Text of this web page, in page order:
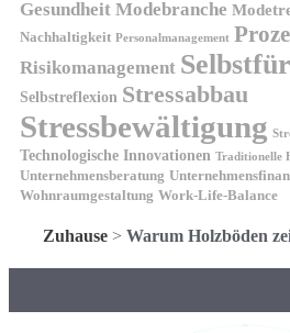
Gesundheit Modebranche
Nachhaltigkeit Personalmanagement
Risikomanagement
Selbstreflexion Stressabbau
Stressbewältigung
Technologische Innovationen Traditionelle
Unternehmensberatung
Wohnraumgestaltung Work-Life-Balance
Zuhause > Warum Holzböden